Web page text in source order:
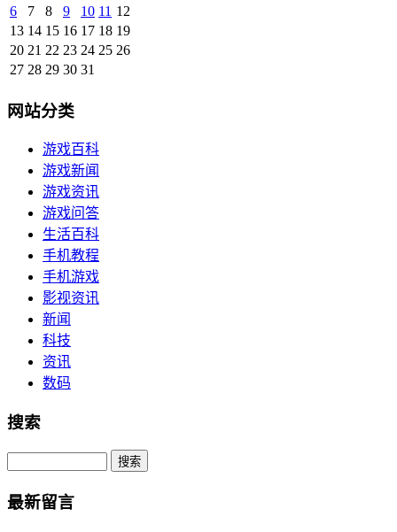
6
7 8 9 10 11 12
13 14 15 16 17 18 19
20 21 22 23 24 25 26
27 28 29 30 31
网站分类
游戏百科
游戏新闻
游戏资讯
游戏问答
生活百科
手机教程
手机游戏
影视资讯
新闻
科技
资讯
数码
搜索
Search
最新留言